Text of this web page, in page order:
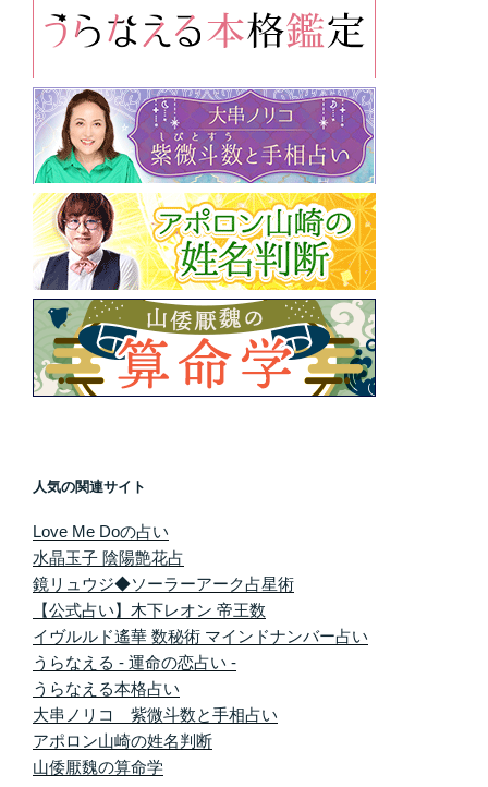
人気の関連サイト
Love Me Doの占い
水晶玉子 陰陽艶花占
鏡リュウジ◆ソーラーアーク占星術
【公式占い】木下レオン 帝王数
イヴルルド遙華 数秘術 マインドナンバー占い
うらなえる - 運命の恋占い -
うらなえる本格占い
大串ノリコ 紫微斗数と手相占い
アポロン山崎の姓名判断
山倭厭魏の算命学